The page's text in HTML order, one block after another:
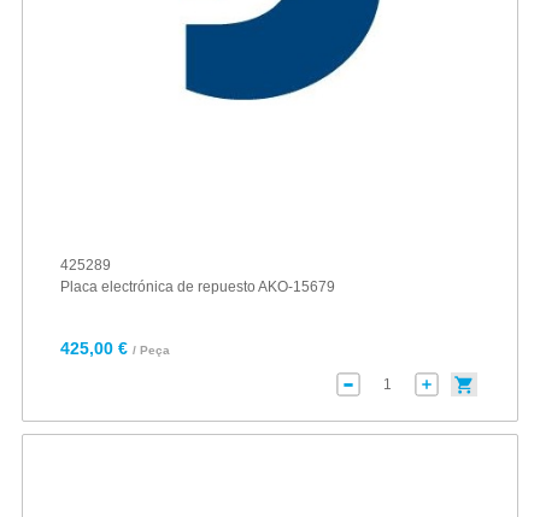
425289
Placa electrónica de repuesto AKO-15679
425,00 € / Peça